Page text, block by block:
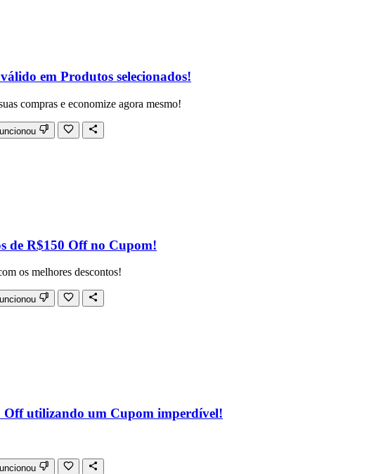
em Produtos selecionados!
compras e economize agora mesmo!
de R$150 Off no Cupom!
os melhores descontos!
Off utilizando um Cupom imperdível!